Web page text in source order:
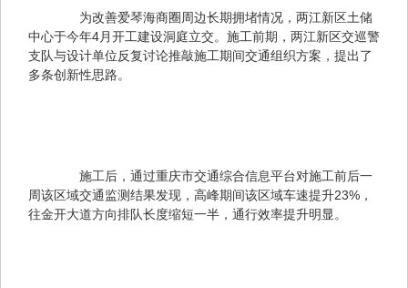
为改善爱琴海商圈周边长期拥堵情况，两江新区土储
中心于今年4月开工建设洞庭立交。施工前期，两江新区交巡警
支队与设计单位反复讨论推敲施工期间交通组织方案，提出了
多条创新性思路。
施工后，通过重庆市交通综合信息平台对施工前后一
周该区域交通监测结果发现，高峰期间该区域车速提升23%，
往金开大道方向排队长度缩短一半，通行效率提升明显。